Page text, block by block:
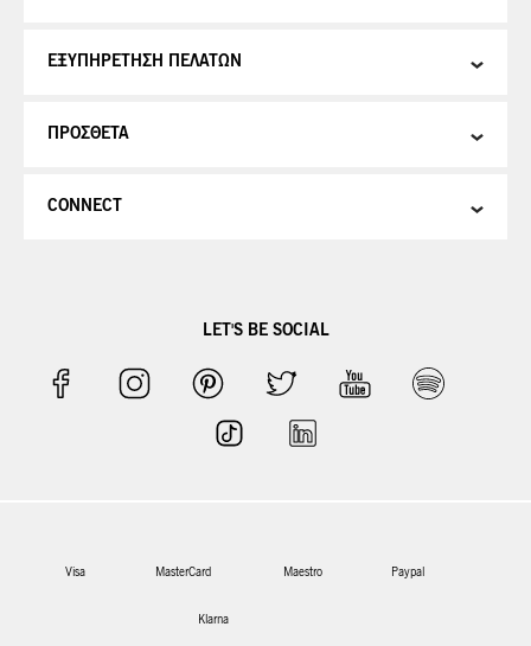
ΕΞΥΠΗΡΕΤΗΣΗ ΠΕΛΑΤΩΝ
ΠΡΟΣΘΕΤΑ
CONNECT
LET'S BE SOCIAL
Visa MasterCard Maestro Paypal
Klarna